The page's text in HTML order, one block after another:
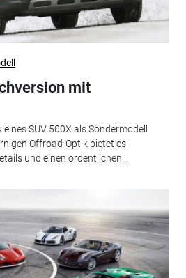
mit
SUV 500X als Sondermodell
Offroad-Optik bietet es
und einen ordentlichen...